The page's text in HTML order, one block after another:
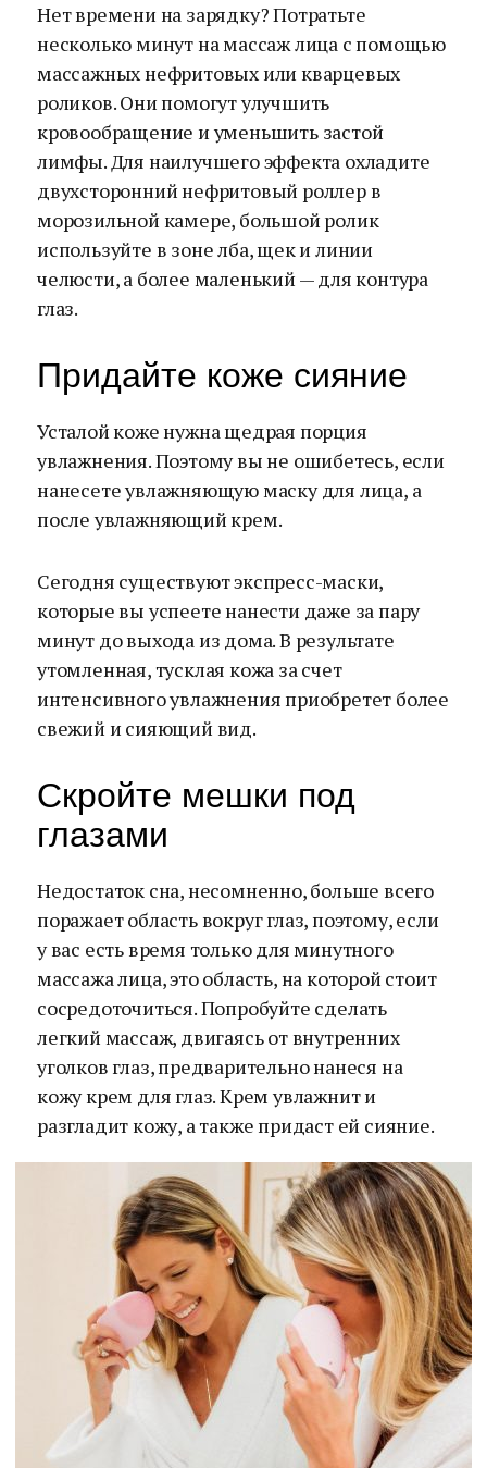
Нет времени на зарядку? Потратьте
несколько минут на массаж лица с помощью
массажных нефритовых или кварцевых
роликов. Они помогут улучшить
кровообращение и уменьшить застой
лимфы. Для наилучшего эффекта охладите
двухсторонний нефритовый роллер в
морозильной камере, большой ролик
используйте в зоне лба, щек и линии
челюсти, а более маленький — для контура
глаз.
Придайте коже сияние
Усталой коже нужна щедрая порция
увлажнения. Поэтому вы не ошибетесь, если
нанесете увлажняющую маску для лица, а
после увлажняющий крем.
Сегодня существуют экспресс-маски,
которые вы успеете нанести даже за пару
минут до выхода из дома. В результате
утомленная, тусклая кожа за счет
интенсивного увлажнения приобретет более
свежий и сияющий вид.
Скройте мешки под
глазами
Недостаток сна, несомненно, больше всего
поражает область вокруг глаз, поэтому, если
у вас есть время только для минутного
массажа лица, это область, на которой стоит
сосредоточиться. Попробуйте сделать
легкий массаж, двигаясь от внутренних
уголков глаз, предварительно нанеся на
кожу крем для глаз. Крем увлажнит и
разгладит кожу, а также придаст ей сияние.